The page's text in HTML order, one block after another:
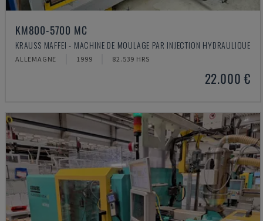
KM800-5700 MC
KRAUSS MAFFEI - MACHINE DE MOULAGE PAR INJECTION HYDRAULIQUE
ALLEMAGNE 1999 82.539 HRS
22.000 €